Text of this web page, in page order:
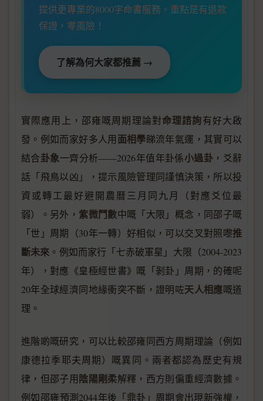
提供更專業的8000字命書服務。重點是有退款
保證，零風險！
了解為何大家都推薦 →
實際應用上，邵雍嘅周期理論對命理諮詢有好大啟
發。例如而家好多人用面相學睇流年氣運，其實可以
結合卦象一齊分析——2026年值年卦係小過卦 ，爻辭
話「飛鳥以凶」，提示風險管理同謹慎決策，所以投
資或轉工最好避開農曆三月同九月（對應爻位最
弱）。另外， 紫微鬥數中嘅「大限」概念，同邵子嘅
「世」周期（30年一轉）好相似，可以交叉對照嚟推
斷未來 。例如而家行「七赤破軍星」大限（2004-2023
年），對應《皇極經世書》嘅「剝卦」周期，的確呢
20年全球經濟同地緣衝突不斷，證明咗天人相應嘅道
理。
進階啲嘅研究，可以比較邵雍同西方周期理論（例如
康德拉季耶夫周期）嘅異同。兩者都認為歷史有規
律，但邵子用陰陽剛柔解釋，西方則偏重經濟數據。
例如邵雍預測2044年後「鼎卦」周期會出現新強權，